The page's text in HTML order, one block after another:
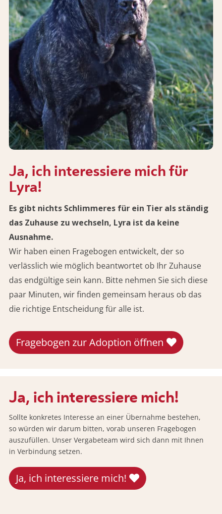
Ja, ich interessiere mich für
Lyra!
Es gibt nichts Schlimmeres für ein Tier als ständig
das Zuhause zu wechseln, Lyra ist da keine
Ausnahme.
Wir haben einen Fragebogen entwickelt, der so
verlässlich wie möglich beantwortet ob Ihr Zuhause
das endgültige sein kann. Bitte nehmen Sie sich diese
paar Minuten, wir finden gemeinsam heraus ob das
die richtige Entscheidung für alle ist.
Fragebogen zur Adoption öffnen
Ja, ich interessiere mich!
Sollte konkretes Interesse an einer Übernahme bestehen,
so würden wir darum bitten, vorab unseren Fragebogen
auszufüllen. Unser Vergabeteam wird sich dann mit Ihnen
in Verbindung setzen.
Ja, ich interessiere mich!